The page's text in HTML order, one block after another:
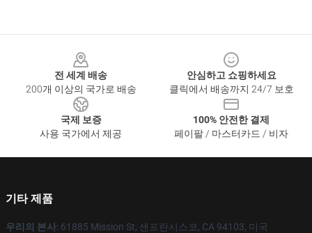
전 세계 배송
200개 이상의 국가로 배송
안심하고 쇼핑하세요
클릭에서 배송까지 24/7 보호
국제 보증
사용 국가에서 제공
100% 안전한 결제
페이팔 / 마스터카드 / 비자
기타 제품
우리의 본사: 61885 Mission St, 샌프란시스코, CA 94103, 미국